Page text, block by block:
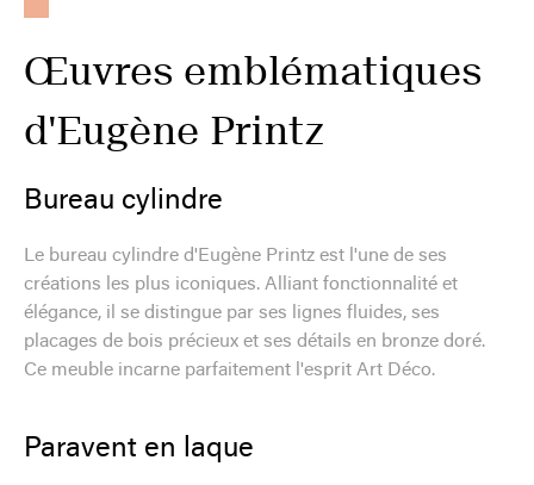
Œuvres emblématiques
d'Eugène Printz
Bureau cylindre
Le bureau cylindre d'Eugène Printz est l'une de ses
créations les plus iconiques. Alliant fonctionnalité et
élégance, il se distingue par ses lignes fluides, ses
placages de bois précieux et ses détails en bronze doré.
Ce meuble incarne parfaitement l'esprit Art Déco.
Paravent en laque